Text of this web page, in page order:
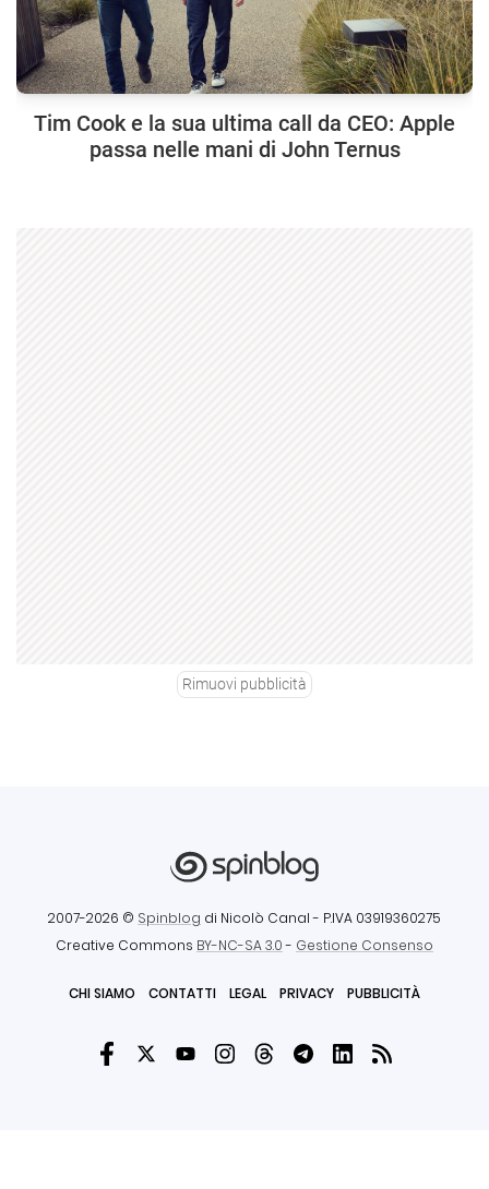
Tim Cook e la sua ultima call da CEO: Apple
passa nelle mani di John Ternus
Rimuovi pubblicità
2007-2026 © Spinblog di Nicolò Canal - P.IVA 03919360275
Creative Commons BY-NC-SA 3.0- Gestione Consenso
CHI SIAMO CONTATTI LEGAL PRIVACY PUBBLICITÀ